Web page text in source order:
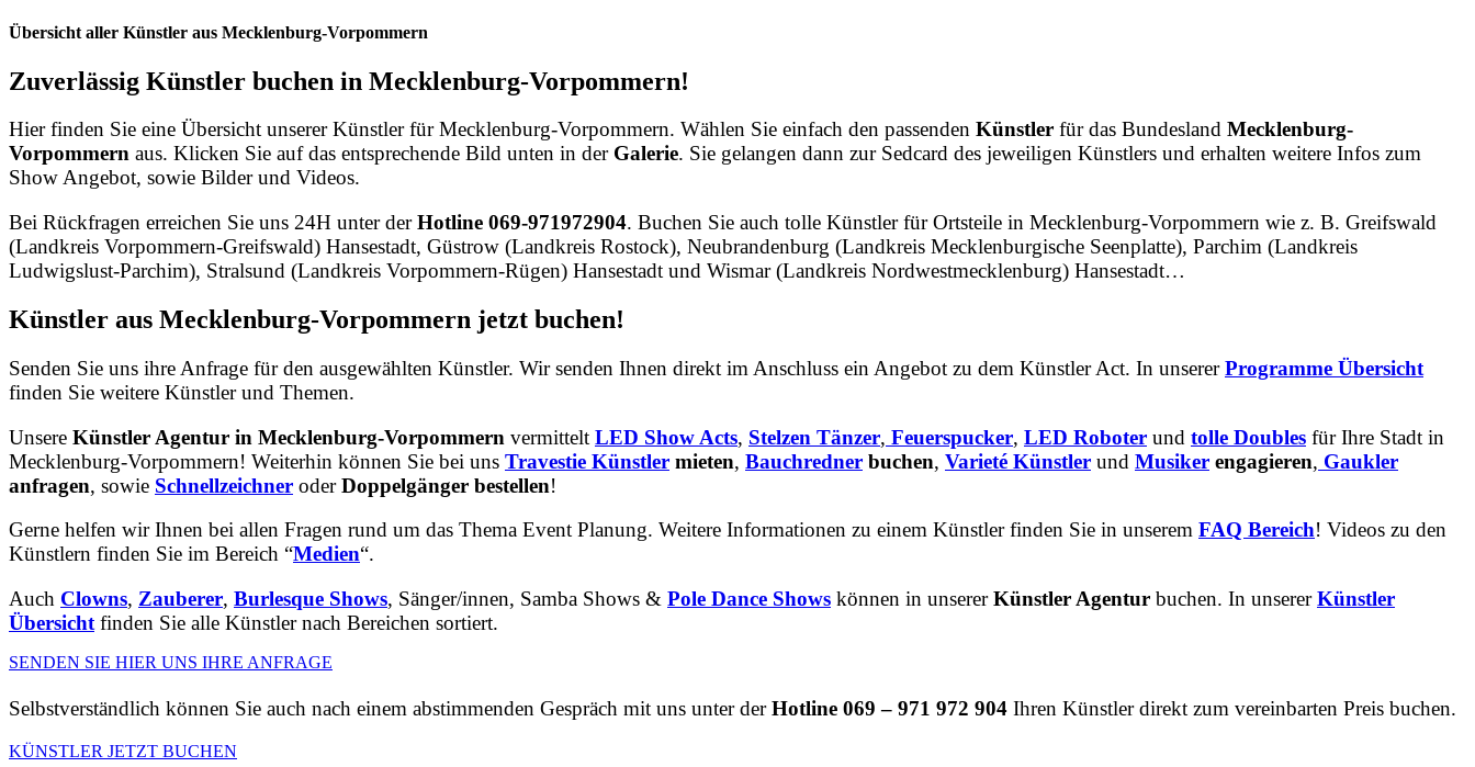
Übersicht aller Künstler aus Mecklenburg-Vorpommern
Zuverlässig Künstler buchen in Mecklenburg-Vorpommern!
Hier finden Sie eine Übersicht unserer Künstler für Mecklenburg-Vorpommern. Wählen Sie einfach den passenden Künstler für das Bundesland Mecklenburg-
Vorpommern aus. Klicken Sie auf das entsprechende Bild unten in derGalerie. Sie gelangen dann zur Sedcard des jeweiligen Künstlers und erhalten weitere Infos zum
Show Angebot, sowie Bilder und Videos.
Bei Rückfragen erreichen Sie uns 24H unter derHotline 069-971972904. Buchen Sie auch tolle Künstler für Ortsteile in Mecklenburg-Vorpommern wie z. B. Greifswald
(Landkreis Vorpommern-Greifswald) Hansestadt, Güstrow (Landkreis Rostock), Neubrandenburg (Landkreis Mecklenburgische Seenplatte), Parchim (Landkreis
Ludwigslust-Parchim), Stralsund (Landkreis Vorpommern-Rügen) Hansestadt und Wismar (Landkreis Nordwestmecklenburg) Hansestadt…
Künstler aus Mecklenburg-Vorpommern jetzt buchen!
Senden Sie uns ihre Anfrage für den ausgewählten Künstler. Wir senden Ihnen direkt im Anschluss ein Angebot zu dem Künstler Act. In unsererProgramme Übersicht
finden Sie weitere Künstler und Themen.
Unsere Künstler Agentur in Mecklenburg-Vorpommern vermittelt LED Show Acts, Stelzen Tänzer, Feuerspucker, LED Roboter und tolle Doubles für Ihre Stadt in
Mecklenburg-Vorpommern! Weiterhin können Sie bei uns Travestie Künstler mieten, Bauchredner buchen, Varieté Künstler und Musiker engagieren, Gaukler
anfragen, sowie Schnellzeichner oderDoppelgänger bestellen!
Gerne helfen wir Ihnen bei allen Fragen rund um das Thema Event Planung. Weitere Informationen zu einem Künstler finden Sie in unserem FAQ Bereich! Videos zu den
Künstlern finden Sie im Bereich “Medien“.
Auch Clowns, Zauberer, Burlesque Shows, Sänger/innen, Samba Shows & Pole Dance Shows können in unsererKünstler Agentur buchen. In unsererKünstler
Übersicht finden Sie alle Künstler nach Bereichen sortiert.
SENDEN SIE HIER UNS IHRE ANFRAGE
Selbstverständlich können Sie auch nach einem abstimmenden Gespräch mit uns unter derHotline 069 – 971 972 904 Ihren Künstler direkt zum vereinbarten Preis buchen.
KÜNSTLER JETZT BUCHEN